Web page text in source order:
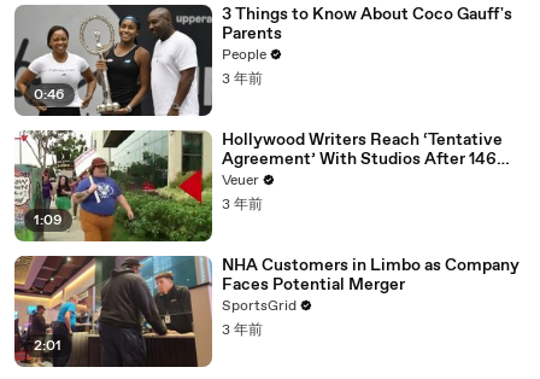
0:46
3 Things to Know About Coco Gauff's
Parents
People
3 年前
1:09
Hollywood Writers Reach ‘Tentative
Agreement’ With Studios After 146
Day Strike
Veuer
3 年前
2:01
NHA Customers in Limbo as Company
Faces Potential Merger
SportsGrid
3 年前